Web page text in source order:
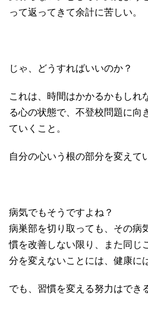
って返ってきて余計に苦しい。
じゃ、どうすればいいのか？
これは、時間はかかるかもしれ
る心の状態で、不登校問題に向
ていくこと。
自分の心いう根の部分を変えて
病気でもそうですよね？
病巣部を切り取っても、その病
慣を改善しない限り、また同じ
分を変えないことには、健康に
でも、習慣を変える努力はでき